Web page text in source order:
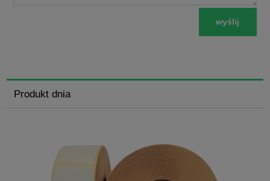
wyślij
Produkt dnia